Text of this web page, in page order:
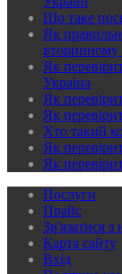
Що таке
Як
вторинному
Як
Україна
Як
Як
Хто такий
Як
Як
Послуги
Прайс
Зв'язатися з
Карта сайту
Вхід